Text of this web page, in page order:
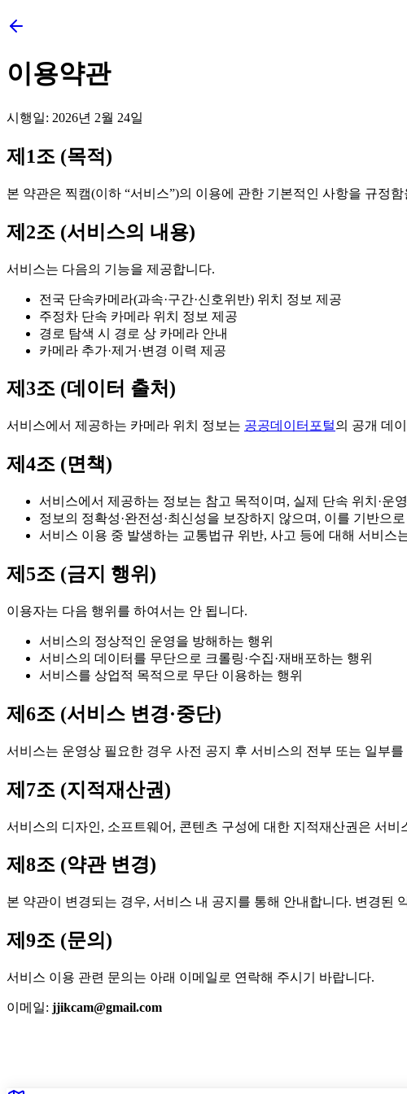
이용약관
시행일: 2026년 2월 24일
제1조 (목적)
본 약관은 찍캠(이하 “서비스”)의 이용에 관한 기본적인 사항을 규정
제2조 (서비스의 내용)
서비스는 다음의 기능을 제공합니다.
전국 단속카메라(과속·구간·신호위반) 위치 정보 제공
주정차 단속 카메라 위치 정보 제공
경로 탐색 시 경로 상 카메라 안내
카메라 추가·제거·변경 이력 제공
제3조 (데이터 출처)
서비스에서 제공하는 카메라 위치 정보는 공공데이터포털의 공개 데
제4조 (면책)
서비스에서 제공하는 정보는 참고 목적이며, 실제 단속 위치·운
정보의 정확성·완전성·최신성을 보장하지 않으며, 이를 기반으
서비스 이용 중 발생하는 교통법규 위반, 사고 등에 대해 서비스
제5조 (금지 행위)
이용자는 다음 행위를 하여서는 안 됩니다.
서비스의 정상적인 운영을 방해하는 행위
서비스의 데이터를 무단으로 크롤링·수집·재배포하는 행위
서비스를 상업적 목적으로 무단 이용하는 행위
제6조 (서비스 변경·중단)
서비스는 운영상 필요한 경우 사전 공지 후 서비스의 전부 또는 일부
제7조 (지적재산권)
서비스의 디자인, 소프트웨어, 콘텐츠 구성에 대한 지적재산권은 서
제8조 (약관 변경)
본 약관이 변경되는 경우, 서비스 내 공지를 통해 안내합니다. 변경된
제9조 (문의)
서비스 이용 관련 문의는 아래 이메일로 연락해 주시기 바랍니다.
이메일: jjikcam@gmail.com